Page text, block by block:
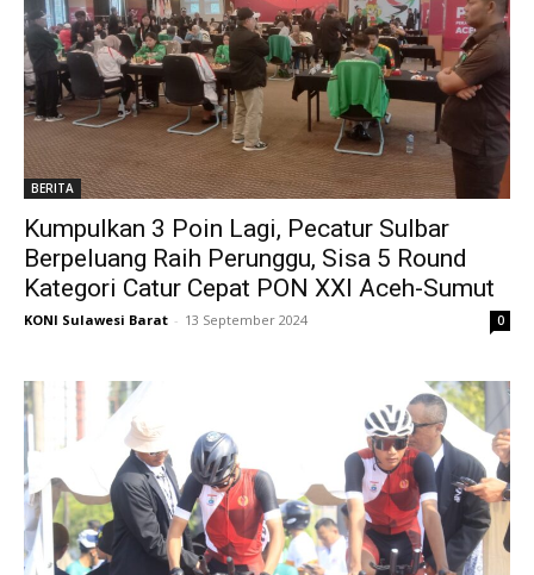
BERITA
Kumpulkan 3 Poin Lagi, Pecatur Sulbar
Berpeluang Raih Perunggu, Sisa 5 Round
Kategori Catur Cepat PON XXI Aceh-Sumut
KONI Sulawesi Barat - 13 September 2024 0